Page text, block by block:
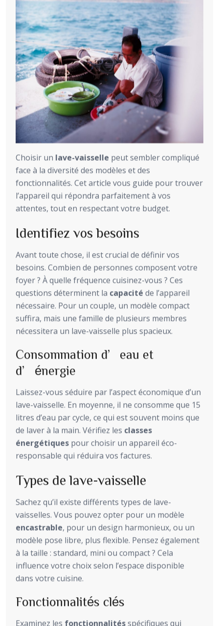
Choisir un lave-vaisselle peut sembler compliqué
face à la diversité des modèles et des
fonctionnalités. Cet article vous guide pour trouver
l’appareil qui répondra parfaitement à vos
attentes, tout en respectant votre budget.
Identifiez vos besoins
Avant toute chose, il est crucial de définir vos
besoins. Combien de personnes composent votre
foyer ? À quelle fréquence cuisinez-vous ? Ces
questions déterminent la capacité de l’appareil
nécessaire. Pour un couple, un modèle compact
suffira, mais une famille de plusieurs membres
nécessitera un lave-vaisselle plus spacieux.
Consommation d’eau et
d’énergie
Laissez-vous séduire par l’aspect économique d’un
lave-vaisselle. En moyenne, il ne consomme que 15
litres d’eau par cycle, ce qui est souvent moins que
de laver à la main. Vérifiez les classes
énergétiques pour choisir un appareil éco-
responsable qui réduira vos factures.
Types de lave-vaisselle
Sachez qu’il existe différents types de lave-
vaisselles. Vous pouvez opter pour un modèle
encastrable, pour un design harmonieux, ou un
modèle pose libre, plus flexible. Pensez également
à la taille : standard, mini ou compact ? Cela
influence votre choix selon l’espace disponible
dans votre cuisine.
Fonctionnalités clés
Examinez les fonctionnalitésspécifiques qui